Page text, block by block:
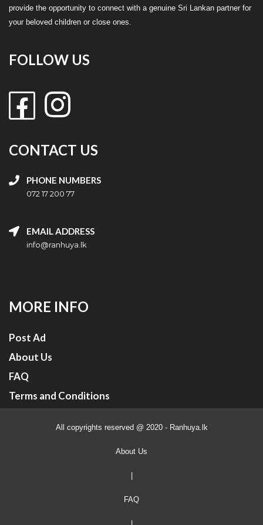
provide the opportunity to connect with a genuine Sri Lankan partner for
your beloved children or close ones.
FOLLOW US
CONTACT US
PHONE NUMBERS
072 17 200 77
EMAIL ADDRESS
info@ranhuya.lk
MORE INFO
Post Ad
About Us
FAQ
Terms and Conditions
All copyrights reserved @ 2020 - Ranhuya.lk
About Us
FAQ